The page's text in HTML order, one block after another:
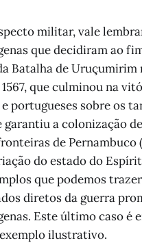
militar, vale
que decidiram ao
Batalha de Uruçumirim
que culminou na
portugueses sobre os
garantiu a colonização
de Pernambuco
do estado do
que podemos
diretos da guerra
Este último caso é
ilustrativo.